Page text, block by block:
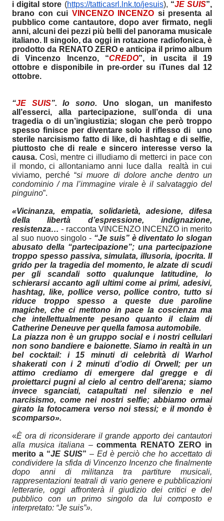
i digital store (https://tatticasrl.lnk.to/jesuis), “JE SUIS”,
brano con cui VINCENZO INCENZO si presenta al
pubblico come cantautore, dopo aver firmato, negli
anni, alcuni dei pezzi più belli del panorama musicale
italiano. Il singolo, da oggi in rotazione radiofonica, è
prodotto da RENATO ZERO e anticipa il primo album
di Vincenzo Incenzo, “CREDO”, in uscita il 19
ottobre e disponibile in pre-order su iTunes dal 12
ottobre.
“JE SUIS”. Io sono. Uno slogan, un manifesto
all’esserci, alla partecipazione, sull’onda di una
tragedia o di un’ingiustizia; slogan che però troppo
spesso finisce per diventare solo il riflesso di uno
sterile narcisismo fatto di like, di hashtag e di selfie,
piuttosto che di reale e sincero interesse verso la
causa. Così, mentre ci illudiamo di metterci in pace con
il mondo, ci allontaniamo anni luce dalla realtà in cui
viviamo, perché “si muore di dolore anche dentro un
condominio / ma l’immagine virale è il salvataggio del
pinguino”.
«Vicinanza, empatia, solidarietà, adesione, difesa
della libertà d’espressione, indignazione,
resistenza… - racconta VINCENZO INCENZO in merito
al suo nuovo singolo - “Je suis” è diventato lo slogan
abusato della “partecipazione”; una partecipazione
troppo spesso passiva, simulata, illusoria, ipocrita. Il
grido per la tragedia del momento, le alzate di scudi
per gli scandali sotto qualunque latitudine, lo
schierarsi accanto agli ultimi come ai primi, adesivi,
hashtag, like, pollice verso, pollice contro, tutto si
riduce troppo spesso a queste due paroline
magiche, che ci mettono in pace la coscienza ma
che intellettualmente pesano quanto il claim di
Catherine Deneuve per quella famosa automobile.
La piazza non è un gruppo social e i nostri cellulari
non sono bandiere e baionette. Siamo in realtà in un
bel cocktail: i 15 minuti di celebrità di Warhol
shakerati con i 2 minuti d’odio di Orwell; per un
attimo crediamo di emergere dal gregge e di
proiettarci pugni al cielo al centro dell’arena; siamo
invece sganciati, catapultati nel silenzio e nel
narcisismo, come nei nostri selfie; abbiamo ormai
girato la fotocamera verso noi stessi; e il mondo è
scomparso».
«È ora di riconsiderare il grande apporto dei cantautori
alla musica italiana –commenta RENATO ZERO in
merito a “JE SUIS” – Ed è perciò che ho accettato di
condividere la sfida di Vincenzo Incenzo che finalmente
dopo anni di militanza tra partiture musicali,
rappresentazioni teatrali di vario genere e pubblicazioni
letterarie, oggi affronterà il giudizio dei critici e del
pubblico con un primo singolo da lui composto e
interpretato: “Je suis”».